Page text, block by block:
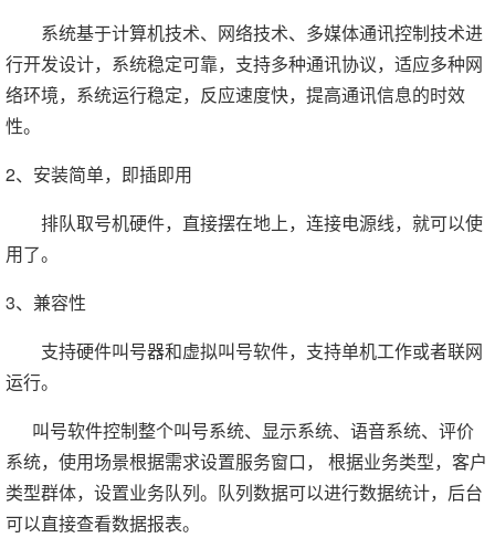
系统基于计算机技术、网络技术、多媒体通讯控制技术进
行开发设计，系统稳定可靠，支持多种通讯协议，适应多种网
络环境，系统运行稳定，反应速度快，提高通讯信息的时效
性。
2、安装简单，即插即用
排队取号机硬件，直接摆在地上，连接电源线，就可以使
用了。
3、兼容性
支持硬件叫号器和虚拟叫号软件，支持单机工作或者联网
运行。
叫号软件控制整个叫号系统、显示系统、语音系统、评价
系统，使用场景根据需求设置服务窗口， 根据业务类型，客户
类型群体，设置业务队列。队列数据可以进行数据统计，后台
可以直接查看数据报表。